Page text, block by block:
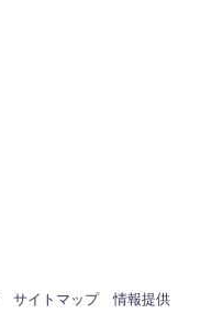
サイトマップ 情報提供